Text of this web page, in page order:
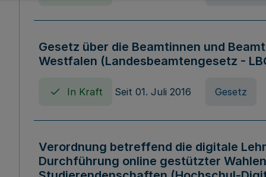
Gesetz über die Beamtinnen und
Westfalen (Landesbeamtengesetz -
In Kraft Seit 01. Juli 2016 Gesetz
Verordnung betreffend die digitale
Durchführung online gestützter